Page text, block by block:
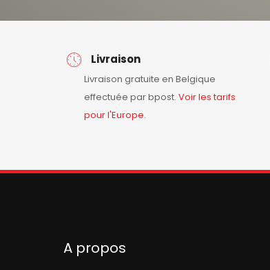
Livraison
Livraison gratuite en Belgique
effectuée par bpost. Voir les tarifs
pour l'Europe.
A propos